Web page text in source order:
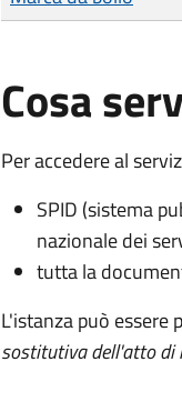
Cosa
Per accedere al
SPID (sistema
nazionale dei
tutta la
L'istanza può
sostitutiva dell'atto di